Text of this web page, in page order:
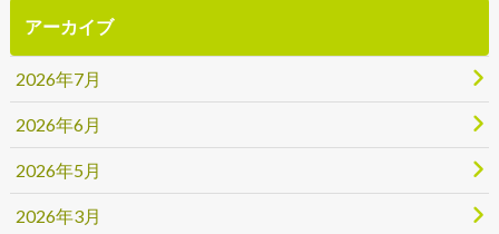
アーカイブ
2026年7月
2026年6月
2026年5月
2026年3月